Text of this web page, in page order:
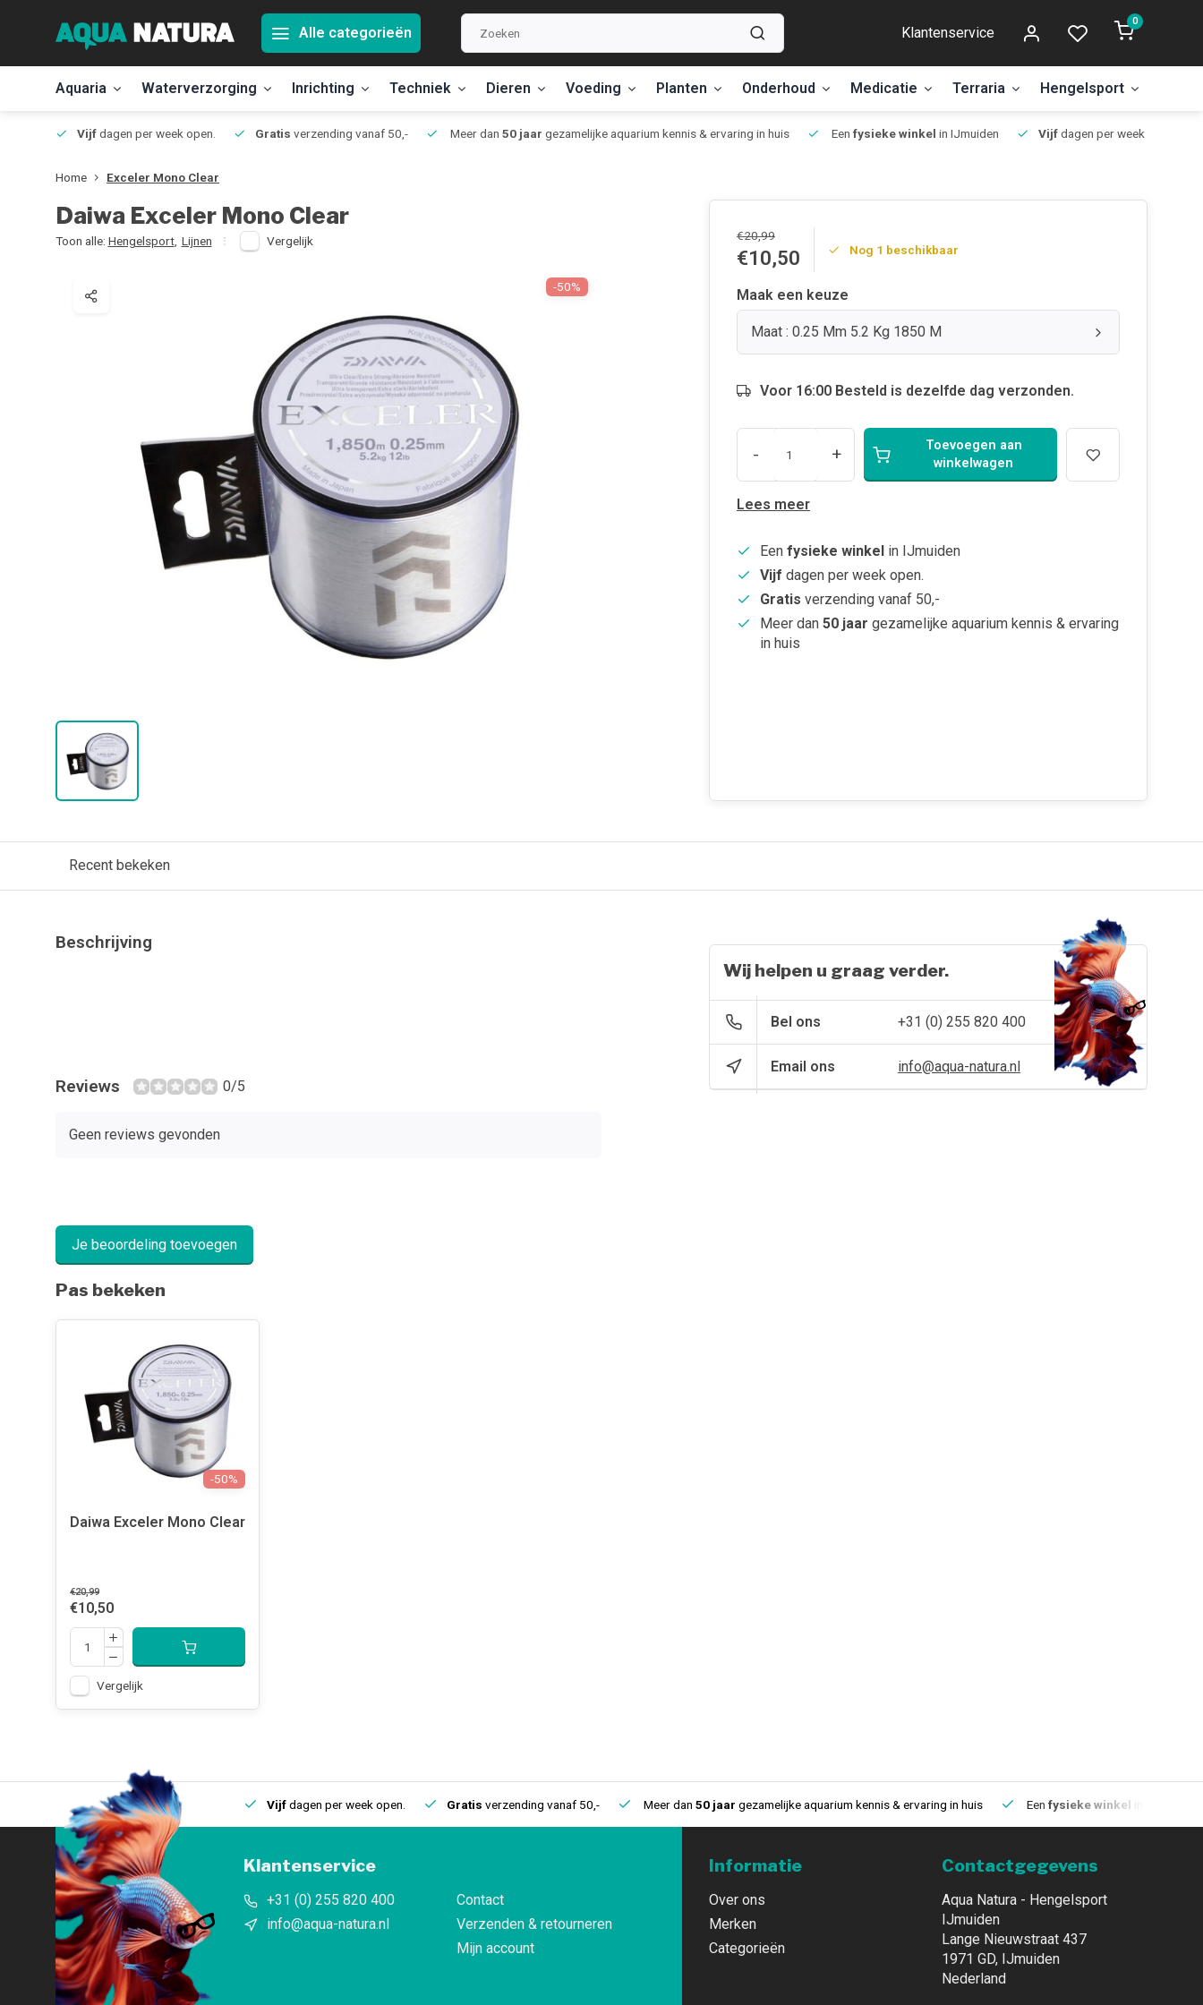
Alle categorieën Klantenservice
0
Aquaria Waterverzorging Inrichting Techniek Dieren Voeding Planten Onderhoud Medicatie Terraria Hengelsport
Vijfdagen per week open. Gratis verzending vanaf 50,- Meer dan 50 jaar gezamelijke aquarium kennis & ervaring in huis Een fysieke winkel in IJmuiden Vijfdagen per week open.
Home Exceler Mono Clear
Daiwa Exceler Mono Clear
Toon alle: Hengelsport, Lijnen Vergelijk
-50%
€20,99
€10,50 Nog 1 beschikbaar
Maak een keuze
Maat : 0.25 Mm 5.2 Kg 1850 M
Voor 16:00 Besteld is dezelfde dag verzonden.
- +
Toevoegen aan
winkelwagen
Lees meer
Een fysieke winkel in IJmuiden
Vijf dagen per week open.
Gratis verzending vanaf 50,-
Meer dan 50 jaar gezamelijke aquarium kennis & ervaring
in huis
Recent bekeken
Beschrijving
Reviews 0/5
Geen reviews gevonden
Je beoordeling toevoegen
Wij helpen u graag verder.
Bel ons +31 (0) 255 820 400
Email ons info@aqua-natura.nl
Pas bekeken
-50%
Daiwa Exceler Mono Clear
€20,99
€10,50
Vergelijk
Eenfysieke winkelin IJmuiden Vijfdagen per week open. Gratis verzending vanaf 50,- Meer dan 50 jaar gezamelijke aquarium kennis & ervaring in huis Een fysieke winkel
Klantenservice
+31 (0) 255 820 400
info@aqua-natura.nl
Contact
Verzenden & retourneren
Mijn account
Informatie
Over ons
Merken
Categorieën
Contactgegevens
Aqua Natura - Hengelsport
IJmuiden
Lange Nieuwstraat 437
1971 GD, IJmuiden
Nederland